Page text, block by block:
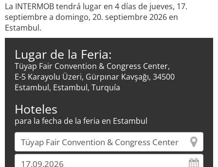
La INTERMOB tendrá lugar en 4 días de jueves, 17.
septiembre a domingo, 20. septiembre 2026 en
Estambul.
Lugar de la Feria:
Tüyap Fair Convention & Congress Center,
E-5 Karayolu Üzeri, Gürpınar Kavşağı, 34500
Estambul, Estambul, Turquía
Hoteles
para la fecha de la feria en Estambul